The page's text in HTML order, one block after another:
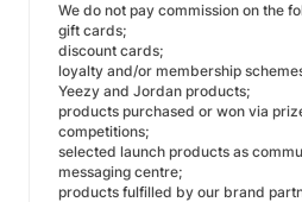
We do not pay commission on the
gift cards;
discount cards;
loyalty and/or membership
Yeezy and Jordan products;
products purchased or won via
competitions;
selected launch products as
messaging centre;
products fulfilled by our brand